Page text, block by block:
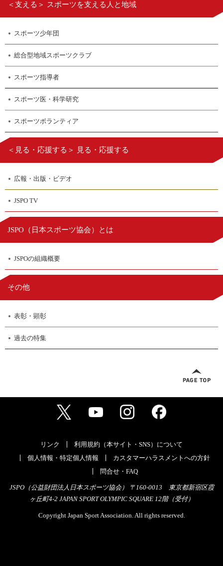
＜支える＞ スポーツを支える人と地域
スポーツ少年団
総合型地域スポーツクラブ
スポーツ指導者
スポーツ医・科学研究
スポーツボランティア
＜見る・応援する＞ 見る・応援する
広報・出版・ビデオ
JSPO TV
JSPO（ 日本スポーツ協会）とは
JSPOの組織概要
その他
表彰・顕彰
過去の特集
リンク
利用規約（本サイト・SNS）について
個人情報・特定個人情報
カスタマーハラスメントへの方針
問合せ・FAQ
JSPO（公益財団法人日本スポーツ協会） 〒160-0013 東京都新宿区霞
ヶ丘町4-2 JAPAN SPORT OLYMPIC SQUARE 12階（受付）
Copyright Japan Sport Association. All rights reserved.